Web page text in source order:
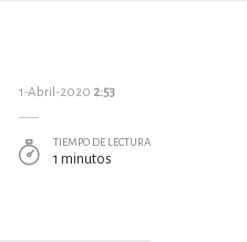
1-Abril-2020 2:53
TIEMPO DE LECTURA
1 minutos